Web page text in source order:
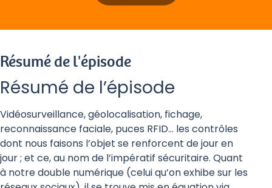
Résumé de l'épisode
Résumé de l’épisode
Vidéosurveillance, géolocalisation, fichage,
reconnaissance faciale, puces RFID… les contrôles
dont nous faisons l’objet se renforcent de jour en
jour ; et ce, au nom de l’impératif sécuritaire. Quant
à notre double numérique (celui qu’on exhibe sur les